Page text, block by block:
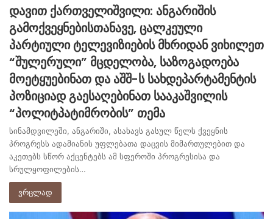
დავით ქართველიშვილი: ანგარიშის
გამოქვეყნებისთანავე, ცალკეული
პარტიული ტელევიზიების მხრიდან ვიხილეთ
“შულერული” მცდელობა, საზოგადოება
მოეტყუებინათ და აშშ-ს სახდეპარტამენტის
პოზიციად გაესაღებინათ სააკაშვილის
“პოლიტპატიმრობის” თემა
სინამდვილეში, ანგარიში, ასახავს გასულ წელს ქვეყნის
პროგრესს ადამიანის უფლებათა დაცვის მიმართულებით და
აკეთებს სწორ აქცენტებს ამ სფეროში პროგრესისა და
სრულყოფილების…
ვრცლად